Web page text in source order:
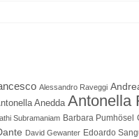
DEMM
della canzone
Alessandro Raveggi
Anedda Antonella
Subramaniam Barbara Pumhösel
David Gewanter Edoardo